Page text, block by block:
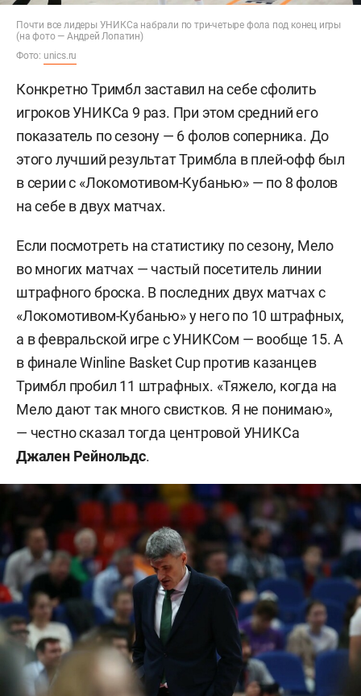
Почти все лидеры УНИКСа набрали по три-четыре фола под конец игры
(на фото — Андрей Лопатин)
Фото: unics.ru
Конкретно Тримбл заставил на себе сфолить
игроков УНИКСа 9 раз. При этом средний его
показатель по сезону — 6 фолов соперника. До
этого лучший результат Тримбла в плей-офф был
в серии с «Локомотивом-Кубанью» — по 8 фолов
на себе в двух матчах.
Если посмотреть на статистику по сезону, Мело
во многих матчах — частый посетитель линии
штрафного броска. В последних двух матчах с
«Локомотивом-Кубанью» у него по 10 штрафных,
а в февральской игре с УНИКСом — вообще 15. А
в финале Winline Basket Cup против казанцев
Тримбл пробил 11 штрафных. «Тяжело, когда на
Мело дают так много свистков. Я не понимаю»,
— честно сказал тогда центровой УНИКСа
Джален Рейнольдс.